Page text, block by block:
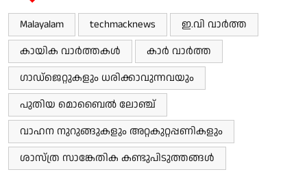
Malayalam techmacknews
ഇ.വി വാർത്ത
കായിക വാർത്തകൾ
കാർ വാർത്ത
ഗാഡ്‌ജെറ്റുകളും ധരിക്കാവുന്നവയും
പുതിയ മൊബൈൽ ലോഞ്ച്
വാഹന നുറുങ്ങുകളും അറ്റകുറ്റപ്പണികളും
ശാസ്ത്ര സാങ്കേതിക കണ്ടുപിടുത്തങ്ങൾ